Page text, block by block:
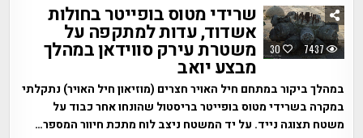
30 7437
שרידי מטוס בופייטר בחולות
אשדוד, עדות למתקפה על
משטרת עירק סווידאן במהלך
מבצע יואב
במהלך ביקור במתחם חיל האויר חצרים (מוזיאון חיל האויר) נתקלתי
במקרה בשרידי מטוס בופייטר בריסטול שהונחו אחר כבוד על
משטח תצוגה נייד. על יד המשטח ניצב לוח מתכת חיוור המספר…